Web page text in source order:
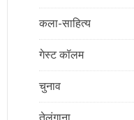
कला-साहित्य
गेस्ट कॉलम
चुनाव